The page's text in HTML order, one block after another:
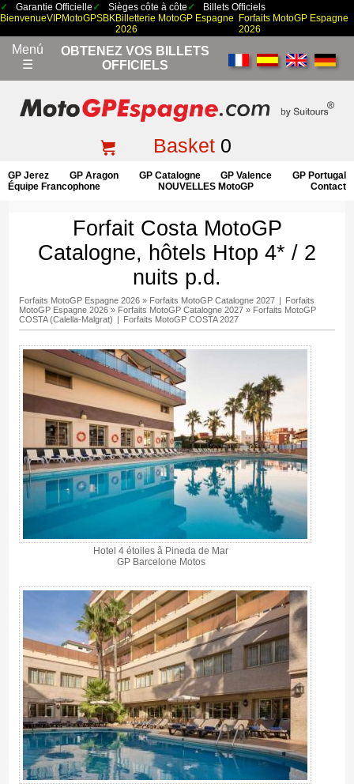
Garantie Officielle Sièges côte à côte
Billets Officiels
BienvenueVIPMotoGPSBKBilletterie MotoGP Espagne
2026
Forfaits MotoGP Espagne
2026
Menú
☰
OBTENEZ VOS BILLETS
OFFICIELS
Basket0
GP Jerez GP Aragon GP Catalogne GP Valence
GP Portugal
Équipe Francophone
NOUVELLES MotoGP Contact
Forfait Costa MotoGP
Catalogne, hôtels Htop 4* / 2
nuits p.d.
Forfaits MotoGP Espagne 2026» Forfaits MotoGP Catalogne 2027 | Forfaits
MotoGP Espagne 2026» Forfaits MotoGP Catalogne 2027» Forfaits MotoGP
COSTA (Calella-Malgrat) | Forfaits MotoGP COSTA 2027
Hotel 4 étoiles â Pineda de Mar
GP Barcelone Motos